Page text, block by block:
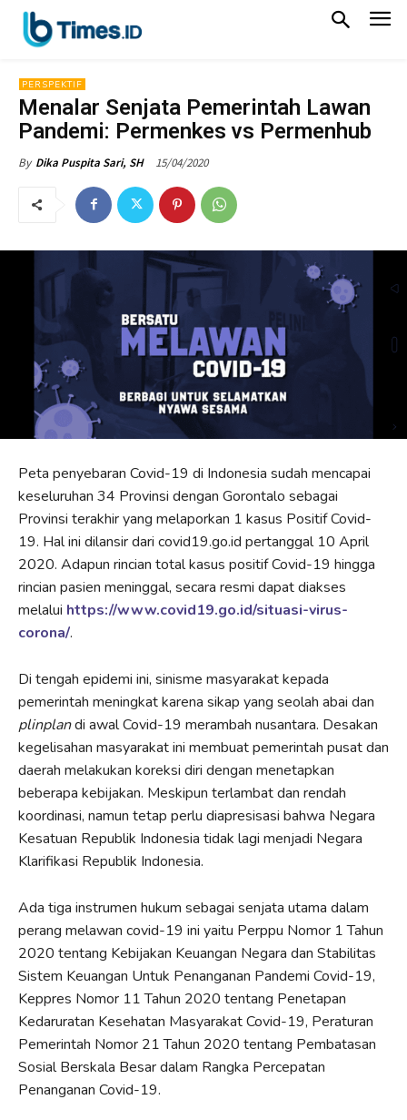
PERSPEKTIF
Menalar Senjata Pemerintah Lawan
Pandemi: Permenkes vs Permenhub
By Dika Puspita Sari, SH 15/04/2020
Peta penyebaran Covid-19 di Indonesia sudah mencapai
keseluruhan 34 Provinsi dengan Gorontalo sebagai
Provinsi terakhir yang melaporkan 1 kasus Positif Covid-
19. Hal ini dilansir dari covid19.go.id pertanggal 10 April
2020. Adapun rincian total kasus positif Covid-19 hingga
rincian pasien meninggal, secara resmi dapat diakses
melalui https://www.covid19.go.id/situasi-virus-
corona/.
Di tengah epidemi ini, sinisme masyarakat kepada
pemerintah meningkat karena sikap yang seolah abai dan
plinplandi awal Covid-19 merambah nusantara. Desakan
kegelisahan masyarakat ini membuat pemerintah pusat dan
daerah melakukan koreksi diri dengan menetapkan
beberapa kebijakan. Meskipun terlambat dan rendah
koordinasi, namun tetap perlu diapresisasi bahwa Negara
Kesatuan Republik Indonesia tidak lagi menjadi Negara
Klarifikasi Republik Indonesia.
Ada tiga instrumen hukum sebagai senjata utama dalam
perang melawan covid-19 ini yaitu Perppu Nomor 1 Tahun
2020 tentang Kebijakan Keuangan Negara dan Stabilitas
Sistem Keuangan Untuk Penanganan Pandemi Covid-19,
Keppres Nomor 11 Tahun 2020 tentang Penetapan
Kedaruratan Kesehatan Masyarakat Covid-19, Peraturan
Pemerintah Nomor 21 Tahun 2020 tentang Pembatasan
Sosial Berskala Besar dalam Rangka Percepatan
Penanganan Covid-19.